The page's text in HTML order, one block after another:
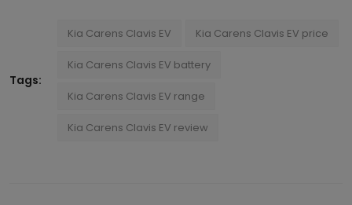
Tags:
Kia Carens Clavis EV Kia Carens Clavis EV price
Kia Carens Clavis EV battery
Kia Carens Clavis EV range
Kia Carens Clavis EV review